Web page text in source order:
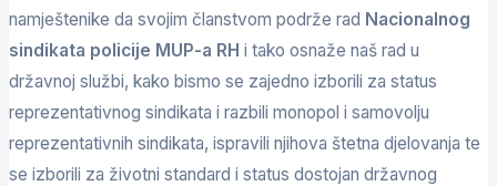
namještenike da svojim članstvom podrže rad Nacionalnog
sindikata policije MUP-a RHi tako osnaže naš rad u
državnoj službi, kako bismo se zajedno izborili za status
reprezentativnog sindikata i razbili monopol i samovolju
reprezentativnih sindikata, ispravili njihova štetna djelovanja te
se izborili za životni standard i status dostojan državnog